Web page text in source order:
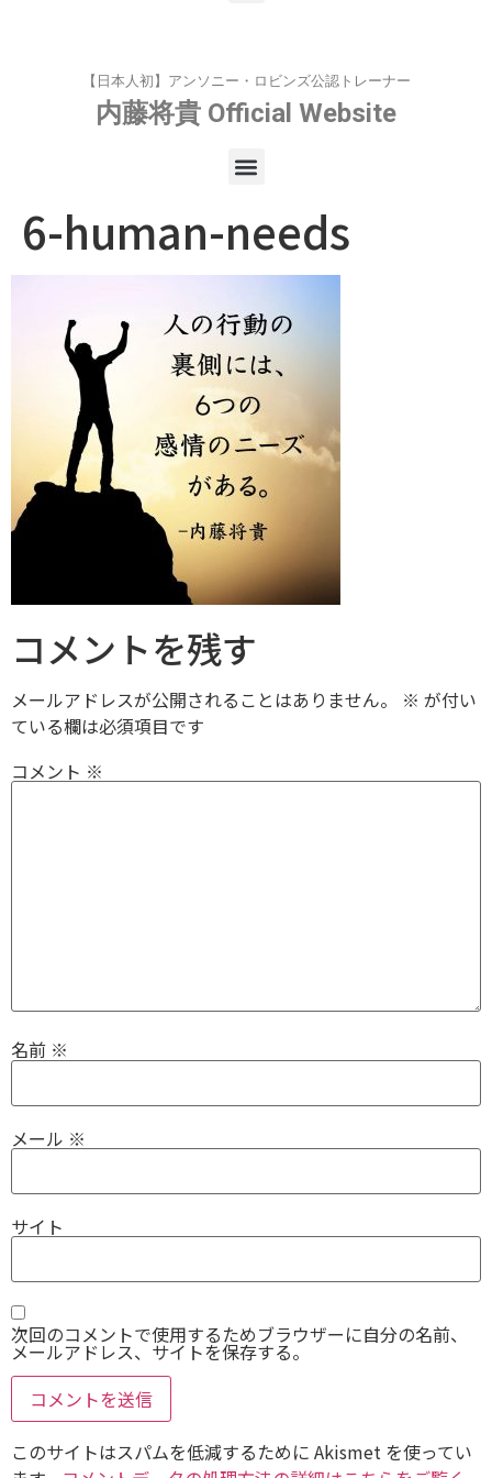
【日本人初】アンソニー・ロビンズ公認トレーナー
内藤将貴 Official Website
6-human-needs
コメントを残す
メールアドレスが公開されることはありません。 ※ が付い
ている欄は必須項目です
コメント ※
名前 ※
メール ※
サイト
次回のコメントで使用するためブラウザーに自分の名前、
メールアドレス、サイトを保存する。
このサイトはスパムを低減するために Akismet を使ってい